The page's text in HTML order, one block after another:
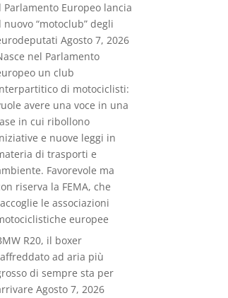
Parlamento Europeo lancia
nuovo “motoclub” degli
Agosto 7, 2026
nel Parlamento
un club
di motociclisti:
avere una voce in una
in cui ribollono
e nuove leggi in
di trasporti e
Favorevole ma
riserva la FEMA, che
le associazioni
europee
R20, il boxer
ad aria più
di sempre sta per
Agosto 7, 2026